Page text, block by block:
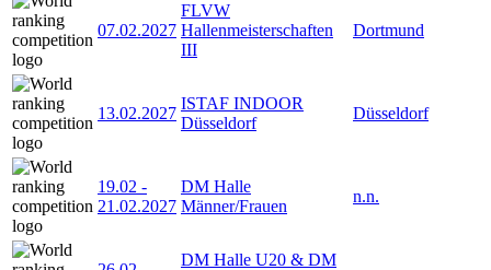
07.02.2027
FLVW
Hallenmeisterschaften
III
Dortmund
13.02.2027
ISTAF INDOOR
Düsseldorf
Düsseldorf
19.02 -
21.02.2027
DM Halle
Männer/Frauen
n.n.
DM Halle U20 & DM